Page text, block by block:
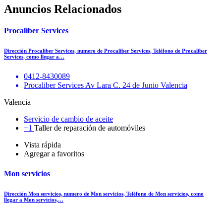
Anuncios Relacionados
Procaliber Services
Dirección Procaliber Services, numero de Procaliber Services, Teléfono de Procaliber
Services, como llegar a…
0412-8430089
Procaliber Services Av Lara C. 24 de Junio Valencia
Valencia
Servicio de cambio de aceite
+1 Taller de reparación de automóviles
Vista rápida
Agregar a favoritos
Mon servicios
Dirección Mon servicios, numero de Mon servicios, Teléfono de Mon servicios, como
llegar a Mon servicios,…